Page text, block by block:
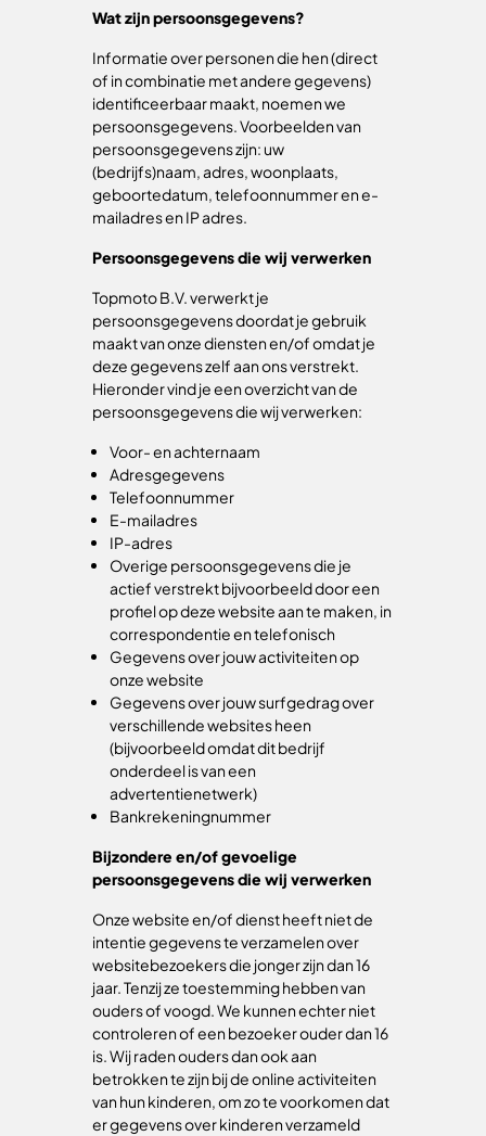
Wat zijn persoonsgegevens?
Informatie over personen die hen (direct
of in combinatie met andere gegevens)
identificeerbaar maakt, noemen we
persoonsgegevens. Voorbeelden van
persoonsgegevens zijn: uw
(bedrijfs)naam, adres, woonplaats,
geboortedatum, telefoonnummer en e-
mailadres en IP adres.
Persoonsgegevens die wij verwerken
Topmoto B.V. verwerkt je
persoonsgegevens doordat je gebruik
maakt van onze diensten en/of omdat je
deze gegevens zelf aan ons verstrekt.
Hieronder vind je een overzicht van de
persoonsgegevens die wij verwerken:
Voor- en achternaam
Adresgegevens
Telefoonnummer
E-mailadres
IP-adres
Overige persoonsgegevens die je
actief verstrekt bijvoorbeeld door een
profiel op deze website aan te maken, in
correspondentie en telefonisch
Gegevens over jouw activiteiten op
onze website
Gegevens over jouw surfgedrag over
verschillende websites heen
(bijvoorbeeld omdat dit bedrijf
onderdeel is van een
advertentienetwerk)
Bankrekeningnummer
Bijzondere en/of gevoelige
persoonsgegevens die wij verwerken
Onze website en/of dienst heeft niet de
intentie gegevens te verzamelen over
websitebezoekers die jonger zijn dan 16
jaar. Tenzij ze toestemming hebben van
ouders of voogd. We kunnen echter niet
controleren of een bezoeker ouder dan 16
is. Wij raden ouders dan ook aan
betrokken te zijn bij de online activiteiten
van hun kinderen, om zo te voorkomen dat
er gegevens over kinderen verzameld